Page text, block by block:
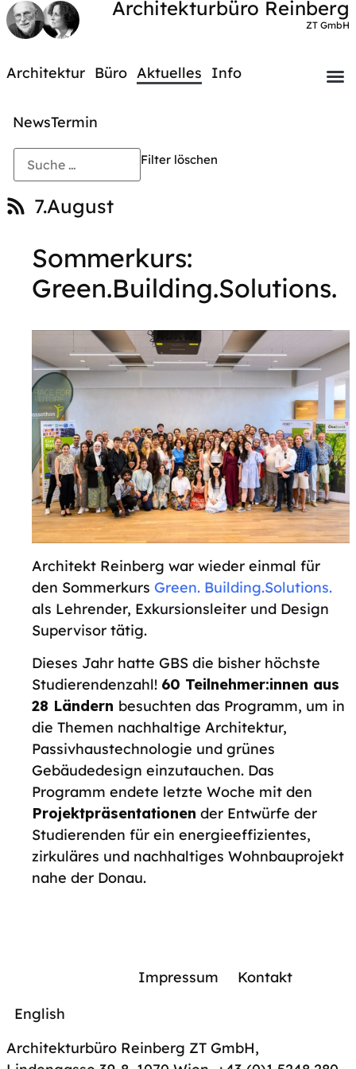
Architekturbüro Reinberg
ZT GmbH
Architektur Büro Aktuelles Info
NewsTermin
Filter löschen
7.August
Sommerkurs:
Green.Building.Solutions.
Architekt Reinberg war wieder einmal für
den Sommerkurs Green. Building.Solutions.
als Lehrender, Exkursionsleiter und Design
Supervisor tätig.
Dieses Jahr hatte GBS die bisher höchste
Studierendenzahl! 60 Teilnehmer:innen aus
28 Ländern besuchten das Programm, um in
die Themen nachhaltige Architektur,
Passivhaustechnologie und grünes
Gebäudedesign einzutauchen. Das
Programm endete letzte Woche mit den
Projektpräsentationen der Entwürfe der
Studierenden für ein energieeffizientes,
zirkuläres und nachhaltiges Wohnbauprojekt
nahe der Donau.
Architekturbüro Reinberg ZT GmbH,
English
Impressum Kontakt